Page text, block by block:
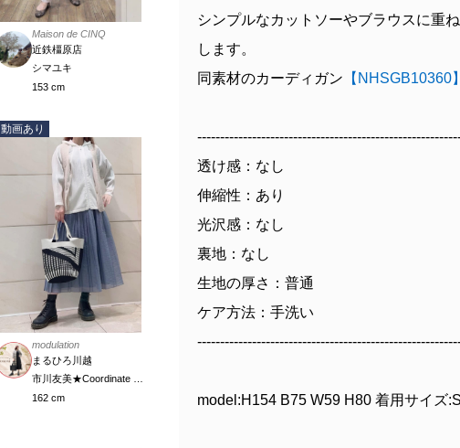
Maison de CINQ
近鉄橿原店
シマユキ
153 cm
動画あり
modulation
まるひろ川越
162 cm
シンプルなカットソーやブラウスに重
します。
同素材のカーディガン 【NHSGB10360】
透け感：なし
伸縮性：あり
光沢感：なし
裏地：なし
生地の厚さ：普通
ケア方法：手洗い
model:H154 B75 W59 H80 着用サイズ:S